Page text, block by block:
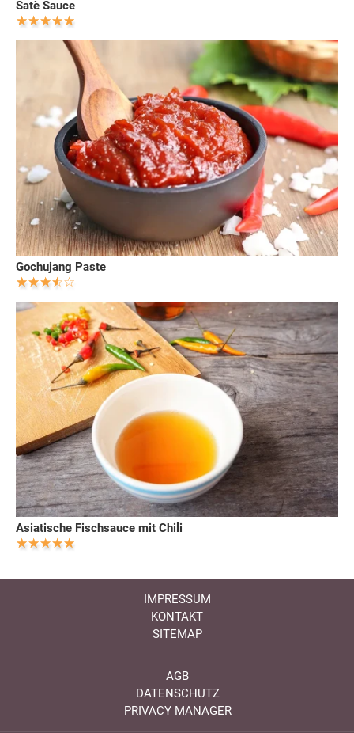
Satè Sauce
Gochujang Paste
Asiatische Fischsauce mit Chili
IMPRESSUM
KONTAKT
SITEMAP
AGB
DATENSCHUTZ
PRIVACY MANAGER